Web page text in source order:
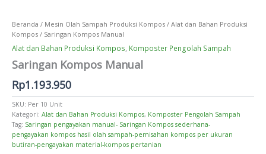
Beranda / Mesin Olah Sampah Produksi Kompos / Alat dan Bahan Produksi
Kompos / Saringan Kompos Manual
Alat dan Bahan Produksi Kompos, Komposter Pengolah Sampah
Saringan Kompos Manual
Rp1.193.950
SKU: Per 10 Unit
Kategori: Alat dan Bahan Produksi Kompos, Komposter Pengolah Sampah
Tag: Saringan pengayakan manual- Saringan Kompos sederhana-
pengayakan kompos hasil olah sampah-pemisahan kompos per ukuran
butiran-pengayakan material-kompos pertanian